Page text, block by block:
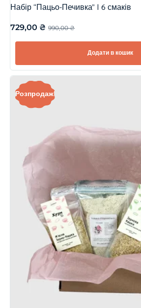
Набір “Пацьо-Печивка” | 6 смаків
990,00₴
729,00 ₴
Додати в кошик
Розпродаж!